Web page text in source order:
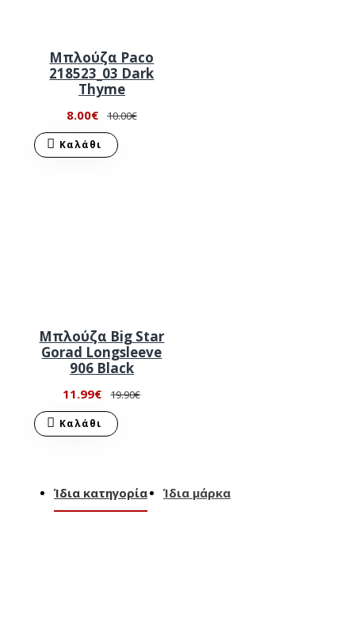
Μπλούζα Paco
218523_03 Dark
Thyme
8.00€ 10.00€
Καλάθι
Μπλούζα Big Star
Gorad Longsleeve
906 Black
11.99€ 19.90€
Καλάθι
Ίδια κατηγορία Ίδια μάρκα